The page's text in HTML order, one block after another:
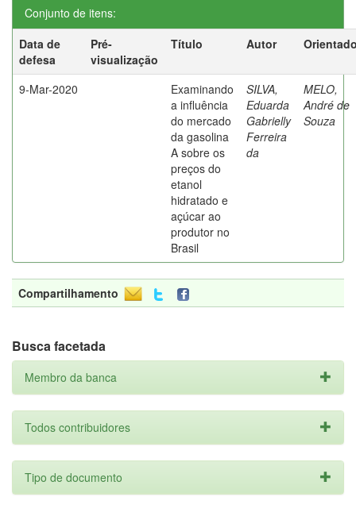
Conjunto de itens:
Data de
defesa
Pré-
visualização
Título Autor
9-Mar-2020
Examinando
a influência
do mercado
da gasolina
A sobre os
preços do
etanol
hidratado e
açúcar ao
produtor no
Brasil
SILVA,
Eduarda
Gabrielly
Ferreira
da
MELO,
André de
Souza
Compartilhamento
Busca facetada
Membro da banca
Todos contribuidores
Tipo de documento